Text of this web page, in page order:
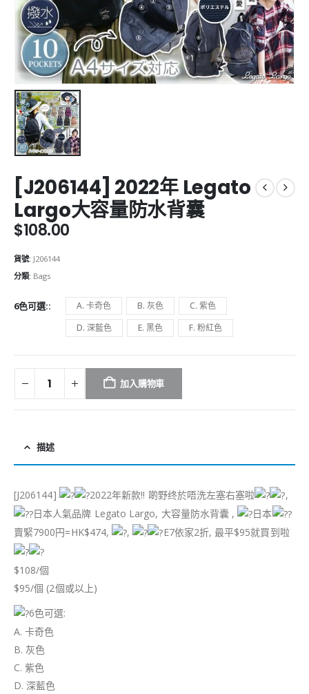
[J206144] 2022年 Legato
Largo大容量防水背囊
$108.00
貨號: J206144
分類: Bags
6色可選: A. 卡奇色 B. 灰色
C. 紫色
D. 深藍色
E. 黑色 F. 粉紅色
加入購物車
描述
[J206144] 2022年新款!! 啲野终於唔洗左塞右塞啦
,
日本人氣品牌 Legato Largo, 大容量防水背囊 ,
日本
賣緊7900円=HK$474,
, E7依家2折, 最平$95就買到啦
$108/個
$95/個 (2個或以上)
6色可選:
A. 卡奇色
B. 灰色
C. 紫色
D. 深藍色